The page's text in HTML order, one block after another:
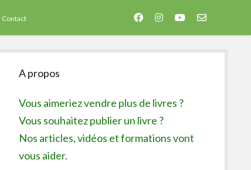
Contact facebookinstagram
youtubeemail-
Sidebar
A propos
Vous aimeriez vendre plus de livres ?
Vous souhaitez publier un livre ?
Nos articles, vidéos et formations vont
vous aider.